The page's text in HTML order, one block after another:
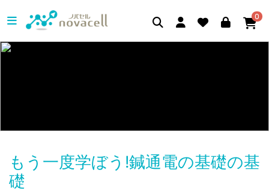
0
もう一度学ぼう!鍼通電の基礎の基
礎